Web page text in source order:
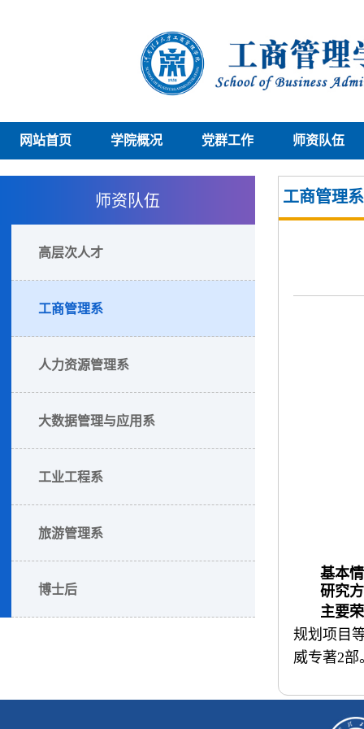
网站首页 学院概况 党群工作 师资队伍
师资队伍
高层次人才
工商管理系
人力资源管理系
大数据管理与应用系
工业工程系
旅游管理系
博士后
工商管理系
基本
研究
主要
规划项目
威专著2部